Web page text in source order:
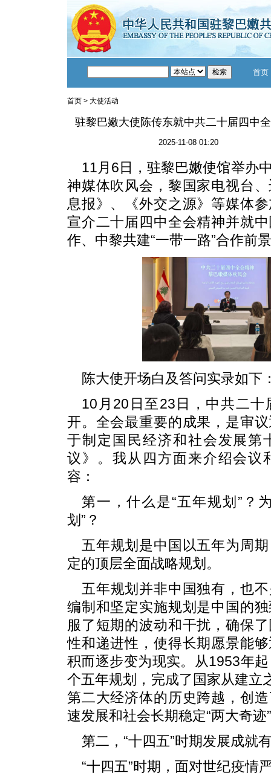
首页
首页 > 大使活动
驻黎巴嫩大使陈传东就中共二十届四中
2025-11-08 01:20
11月6日，驻黎巴嫩使馆举办
神媒体吹风会，黎国家电视台
息报》、《外交之源》等媒体
宣介二十届四中全会精神并就
作、中黎共建“一带一路”合作前
陈大使开场白及答问实录如下
10月20日至23日，中共二十
开。全会最重要的成果，是审
于制定国民经济和社会发展第
议》。我从四方面来介绍会议
容：
第一，什么是“五年规划”？
划”？
五年规划是中国以五年为周
定的顶层全面战略规划。
五年规划并非中国独有，也
编制和坚定实施规划是中国的
服了短期的波动和干扰，确保
性和递进性，使得长期愿景能
积而逐步变为现实。从1953年
个五年规划，完成了国家从建立
第二大经济体的历史跨越，创
速发展和社会长期稳定“两大奇迹
第二，“十四五”时期发展成就
“十四五”时期，面对世纪疫情